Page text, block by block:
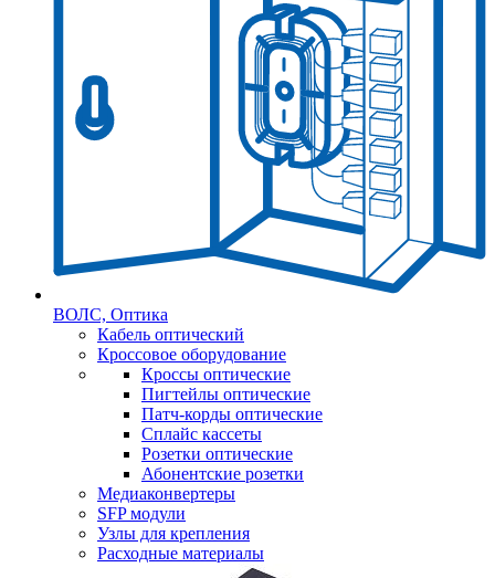
ВОЛС, Оптика
Кабель оптический
Кроссовое оборудование
Кроссы оптические
Пигтейлы оптические
Патч-корды оптические
Сплайс кассеты
Розетки оптические
Абонентские розетки
Медиаконвертеры
SFP модули
Узлы для крепления
Расходные материалы